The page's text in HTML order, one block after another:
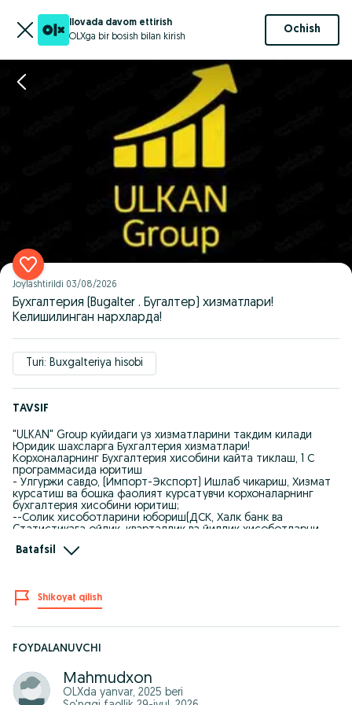
Ilovada davom ettirish
OLXga bir bosish bilan kirish
Ochish
Joylashtirildi 03/08/2026
Бухгалтерия (Bugalter . Бугалтер) хизматлари!
Келишилинган нархларда!
Turi: Buxgalteriya hisobi
TAVSIF
"ULKAN" Group куйидаги уз хизматларини такдим килади
Юридик шахсларга Бухгалтерия хизматлари!
Корхоналарнинг Бухгалтерия хисобини кайта тиклаш, 1 С
программасида юритиш
- Улгуржи савдо, (Импорт-Экспорт) Ишлаб чикариш, Хизмат
курсатиш ва бошка фаолият курсатувчи корхоналарнинг
бухгалтерия хисобини юритиш;
--Солик хисоботларини юбориш(ДСК, Халк банк ва
Cтатистикага ойлик. кварталлик ва йиллик хисоботларни
топшириш амалиёти, кадрлар билан ишлаш ва х/к)
--Банк клиент (конвертация-свифт) , Импорт хужжатлари
Даромад солиги хисоботларини хам арзон нархга ( ХАР ОЙ
ТАРТИБ БИЛАН) ЮБОРИБ БЕРАМИЗ !
--Декларант хизматлари (тез кунларда)
--Логистика хизматлари
операциялари амалга ошириш керак булса офисга ёрдамчи
Туловлар исталган йул оркали амалга оширилади! Бизда
нархлар келишилган холда белгиланади ( Корхонангиз
холати ва иш хажмига караб )
Batafsil
Shikoyat qilish
FOYDALANUVCHI
Mahmudxon
OLXda yanvar, 2025 beri